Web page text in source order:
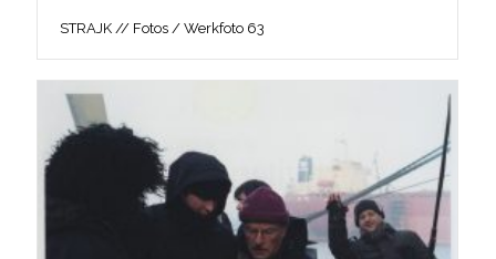
STRAJK // Fotos / Werkfoto 63